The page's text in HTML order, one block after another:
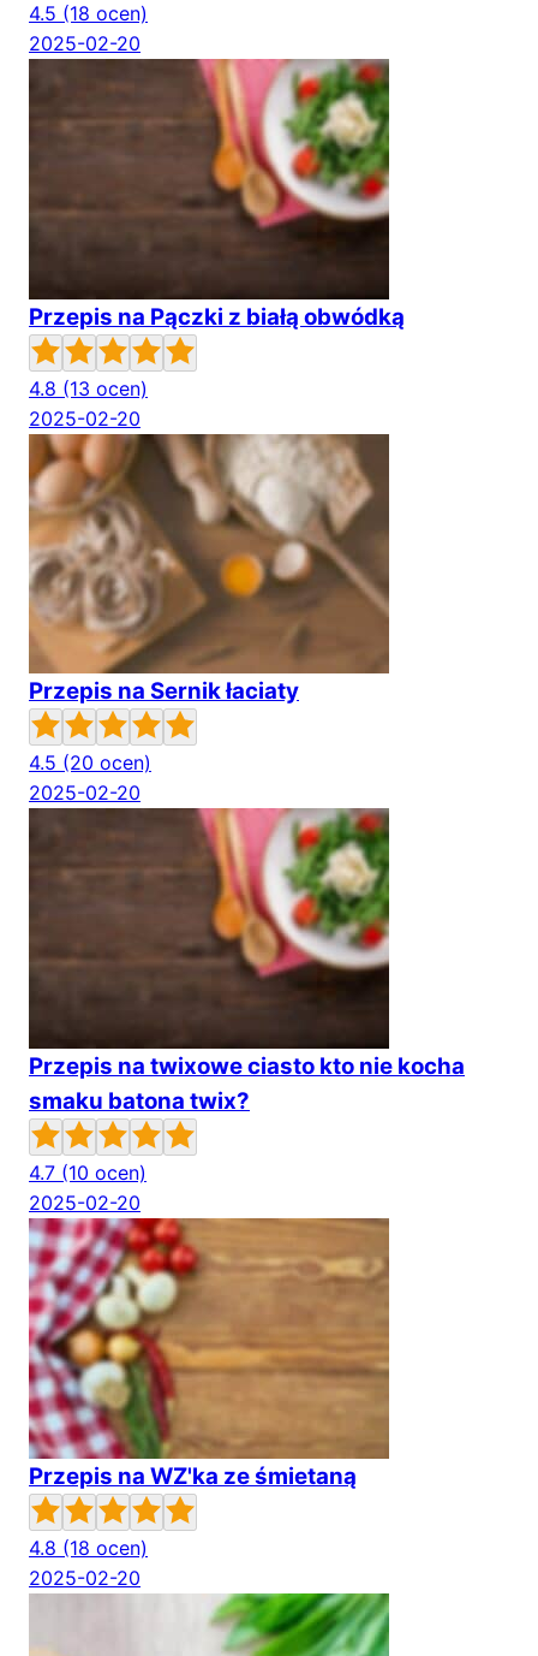
4.5 (18 ocen)
2025-02-20
Przepis na Pączki z białą obwódką
4.8 (13 ocen)
2025-02-20
Przepis na Sernik łaciaty
4.5 (20 ocen)
2025-02-20
Przepis na twixowe ciasto kto nie kocha
smaku batona twix?
4.7 (10 ocen)
2025-02-20
Przepis na WZ'ka ze śmietaną
4.8 (18 ocen)
2025-02-20